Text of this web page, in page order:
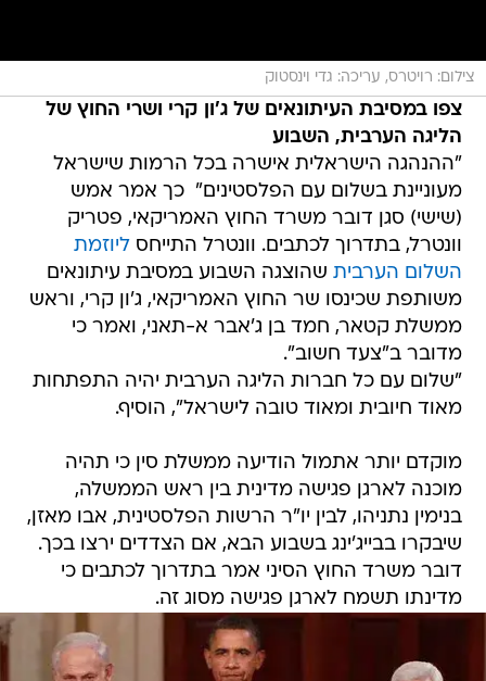
צילום: רויטרס, עריכה: גדי וינסטוק
צפו במסיבת העיתונאים של ג'ון קרי ושרי החוץ של
הליגה הערבית, השבוע
"ההנהגה הישראלית אישרה בכל הרמות שישראל
מעוניינת בשלום עם הפלסטינים"  כך אמר אמש
(שישי) סגן דובר משרד החוץ האמריקאי, פטריק
וונטרל, בתדרוך לכתבים. וונטרל התייחסליוזמת
השלום הערבית שהוצגה השבוע במסיבת עיתונאים
משותפת שכינסו שר החוץ האמריקאי, ג'ון קרי, וראש
ממשלת קטאר, חמד בן ג'אבר א-תאני, ואמר כי
מדובר ב"צעד חשוב".
"שלום עם כל חברות הליגה הערבית יהיה התפתחות
מאוד חיובית ומאוד טובה לישראל", הוסיף.
מוקדם יותר אתמול הודיעה ממשלת סין כי תהיה
מוכנה לארגן פגישה מדינית בין ראש הממשלה,
בנימין נתניהו, לבין יו"ר הרשות הפלסטינית, אבו מאזן,
שיבקרו בבייג'ינג בשבוע הבא, אם הצדדים ירצו בכך.
דובר משרד החוץ הסיני אמר בתדרוך לכתבים כי
מדינתו תשמח לארגן פגישה מסוג זה.